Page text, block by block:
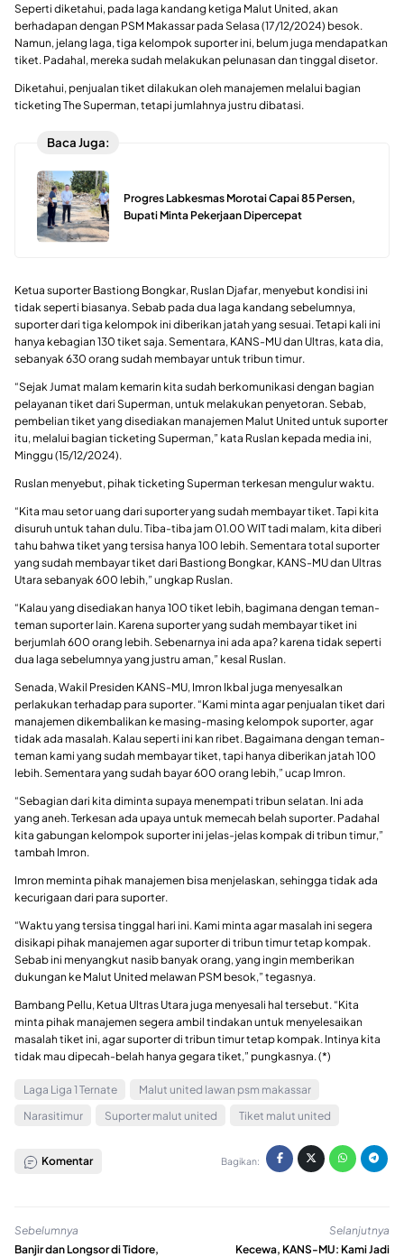
Seperti diketahui, pada laga kandang ketiga Malut United, akan
berhadapan dengan PSM Makassar pada Selasa (17/12/2024) besok.
Namun, jelang laga, tiga kelompok suporter ini, belum juga mendapatkan
tiket. Padahal, mereka sudah melakukan pelunasan dan tinggal disetor.
Diketahui, penjualan tiket dilakukan oleh manajemen melalui bagian
ticketing The Superman, tetapi jumlahnya justru dibatasi.
Baca Juga:
Progres Labkesmas Morotai Capai 85 Persen,
Bupati Minta Pekerjaan Dipercepat
Ketua suporter Bastiong Bongkar, Ruslan Djafar, menyebut kondisi ini
tidak seperti biasanya. Sebab pada dua laga kandang sebelumnya,
suporter dari tiga kelompok ini diberikan jatah yang sesuai. Tetapi kali ini
hanya kebagian 130 tiket saja. Sementara, KANS-MU dan Ultras, kata dia,
sebanyak 630 orang sudah membayar untuk tribun timur.
“Sejak Jumat malam kemarin kita sudah berkomunikasi dengan bagian
pelayanan tiket dari Superman, untuk melakukan penyetoran. Sebab,
pembelian tiket yang disediakan manajemen Malut United untuk suporter
itu, melalui bagian ticketing Superman,” kata Ruslan kepada media ini,
Minggu (15/12/2024).
Ruslan menyebut, pihak ticketing Superman terkesan mengulur waktu.
“Kita mau setor uang dari suporter yang sudah membayar tiket. Tapi kita
disuruh untuk tahan dulu. Tiba-tiba jam 01.00 WIT tadi malam, kita diberi
tahu bahwa tiket yang tersisa hanya 100 lebih. Sementara total suporter
yang sudah membayar tiket dari Bastiong Bongkar, KANS-MU dan Ultras
Utara sebanyak 600 lebih,” ungkap Ruslan.
“Kalau yang disediakan hanya 100 tiket lebih, bagimana dengan teman-
teman suporter lain. Karena suporter yang sudah membayar tiket ini
berjumlah 600 orang lebih. Sebenarnya ini ada apa? karena tidak seperti
dua laga sebelumnya yang justru aman,” kesal Ruslan.
Senada, Wakil Presiden KANS-MU, Imron Ikbal juga menyesalkan
perlakukan terhadap para suporter. “Kami minta agar penjualan tiket dari
manajemen dikembalikan ke masing-masing kelompok suporter, agar
tidak ada masalah. Kalau seperti ini kan ribet. Bagaimana dengan teman-
teman kami yang sudah membayar tiket, tapi hanya diberikan jatah 100
lebih. Sementara yang sudah bayar 600 orang lebih,” ucap Imron.
“Sebagian dari kita diminta supaya menempati tribun selatan. Ini ada
yang aneh. Terkesan ada upaya untuk memecah belah suporter. Padahal
kita gabungan kelompok suporter ini jelas-jelas kompak di tribun timur,”
tambah Imron.
Imron meminta pihak manajemen bisa menjelaskan, sehingga tidak ada
kecurigaan dari para suporter.
“Waktu yang tersisa tinggal hari ini. Kami minta agar masalah ini segera
disikapi pihak manajemen agar suporter di tribun timur tetap kompak.
Sebab ini menyangkut nasib banyak orang, yang ingin memberikan
dukungan ke Malut United melawan PSM besok,” tegasnya.
Bambang Pellu, Ketua Ultras Utara juga menyesali hal tersebut. “Kita
minta pihak manajemen segera ambil tindakan untuk menyelesaikan
masalah tiket ini, agar suporter di tribun timur tetap kompak. Intinya kita
tidak mau dipecah-belah hanya gegara tiket,” pungkasnya. (*)
Laga Liga 1 Ternate
Malut united lawan psm makassar
Narasitimur
Suporter malut united Tiket malut united
Komentar Bagikan:
Sebelumnya
Banjir dan Longsor di Tidore,
Selanjutnya
Kecewa, KANS-MU: Kami Jadi